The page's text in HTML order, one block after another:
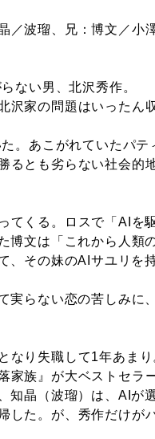
波瑠、兄：博文／小
ない男、北沢秀作。
家の問題はいったん
。あこがれていたパテ
とも劣らない社会的
てくる。ロスで「AIを
博文は「これから人類
、その妹のAIサユリを
らない恋の苦しみに
なり失職して1年あまり
家族』が大ベストセラ
知晶（波瑠）は、AIが
した。が、秀作だけが